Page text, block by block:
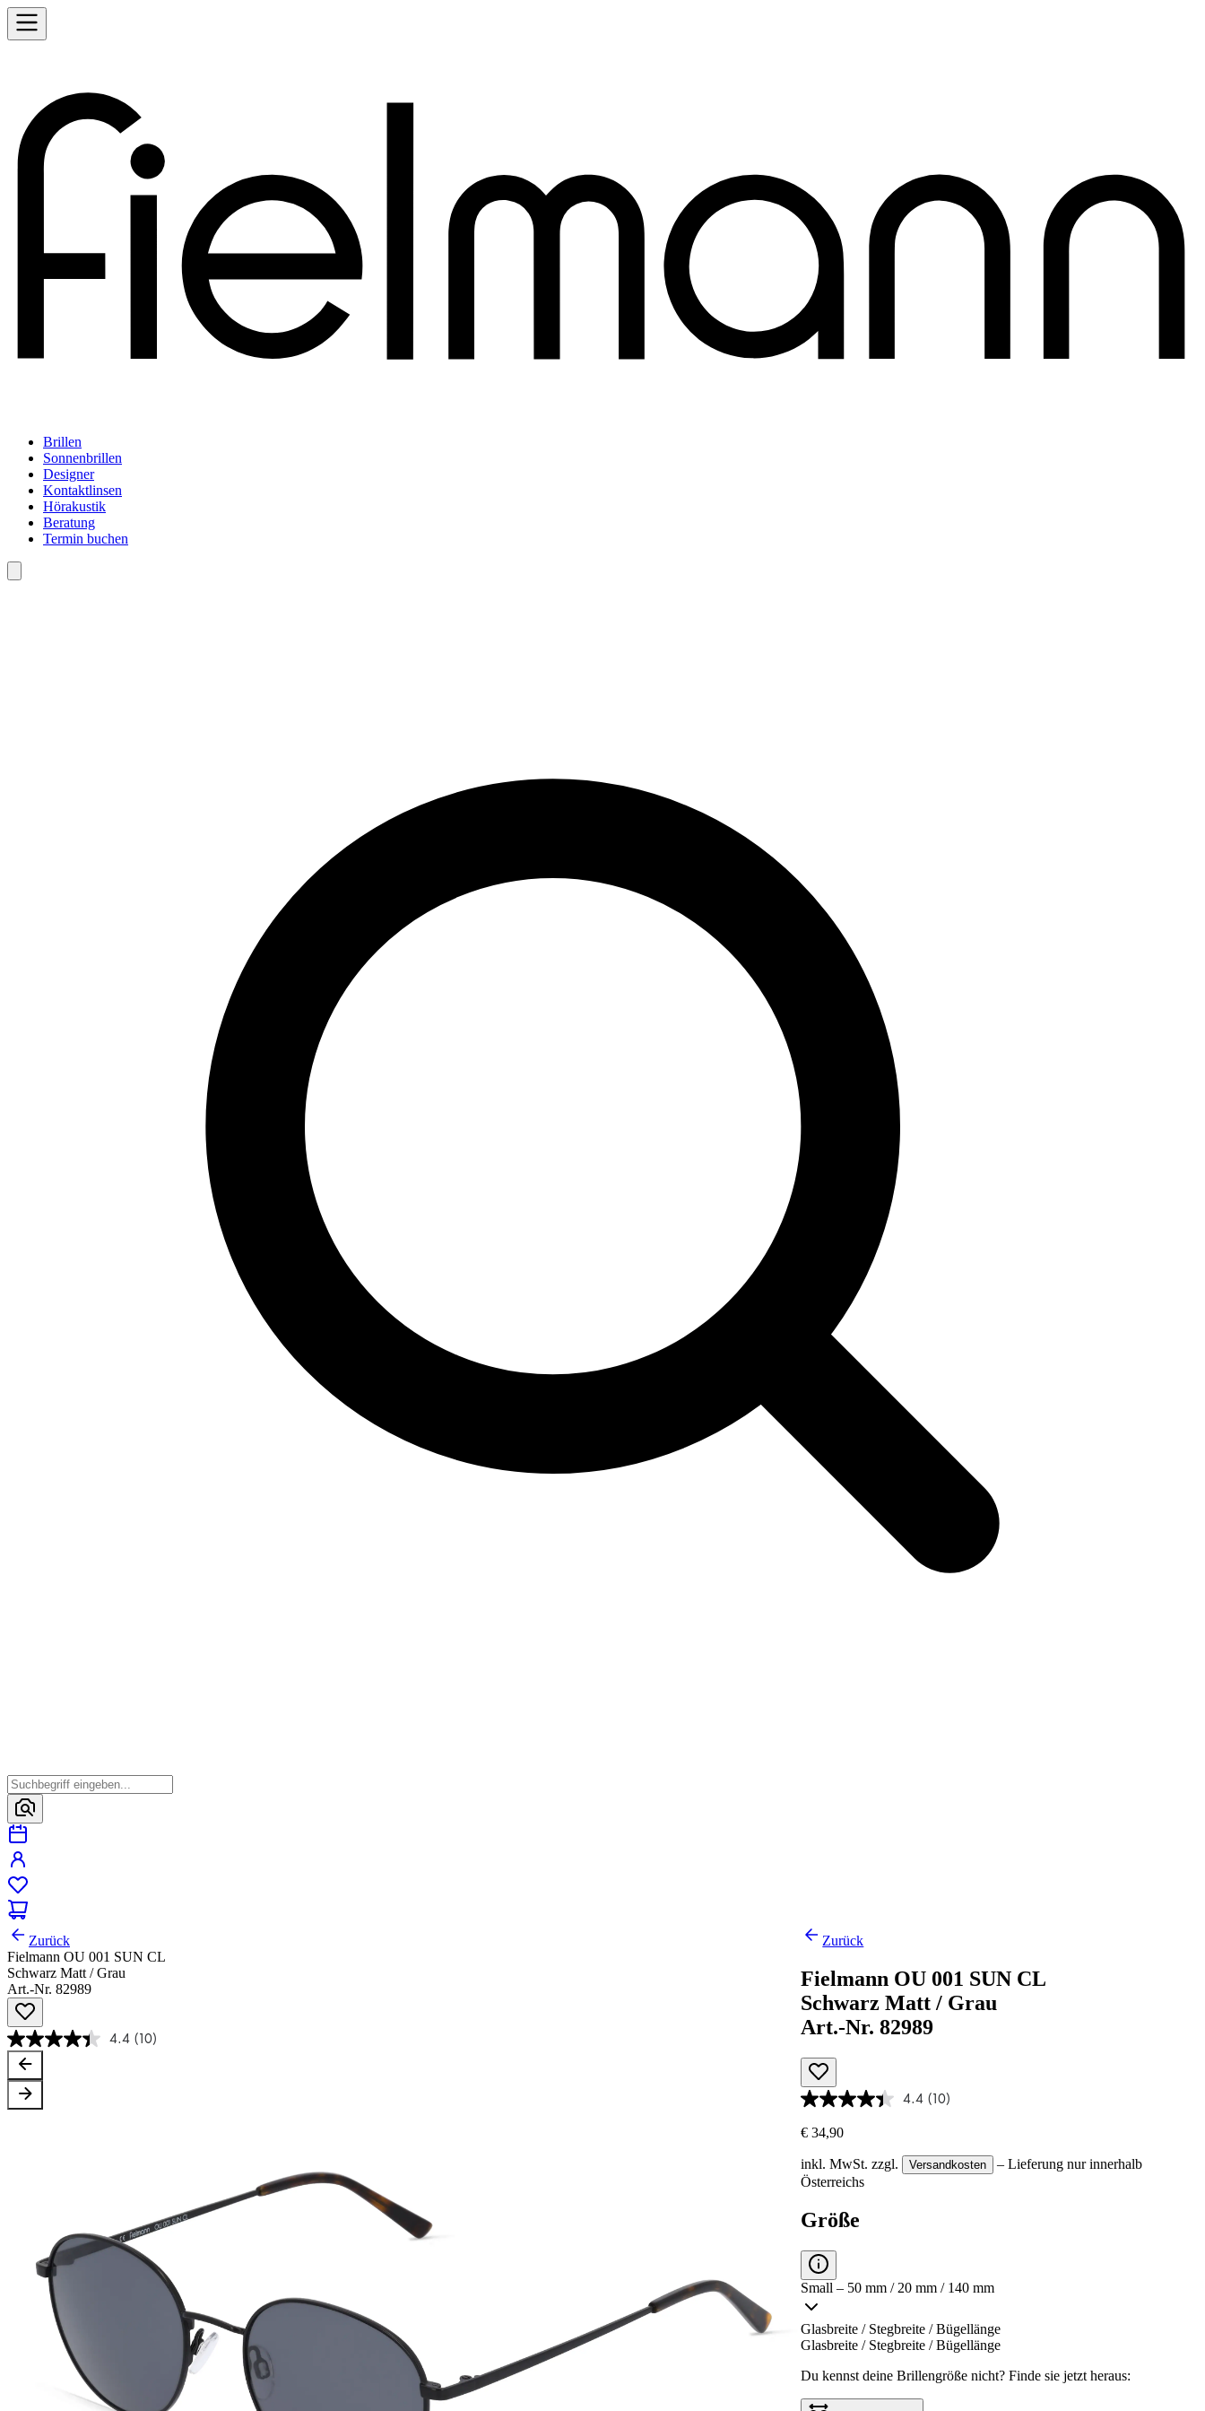
Brillen
Sonnenbrillen
Designer
Kontaktlinsen
Hörakustik
Beratung
Termin buchen
Zurück
Fielmann OU 001 SUN CL
Schwarz Matt / Grau
Art.-Nr. 82989
4.4 (10)
Zurück
Fielmann OU 001 SUN CL
Schwarz Matt / Grau
Art.-Nr. 82989
4.4 (10)
€ 34,90
inkl. MwSt.zzgl. Versandkosten
– Lieferung nur innerhalb
Österreichs
Größe
Small – 50 mm / 20 mm / 140 mm
Glasbreite / Stegbreite / Bügellänge
Glasbreite / Stegbreite / Bügellänge
Du kennst deine Brillengröße nicht?Finde sie jetzt heraus: